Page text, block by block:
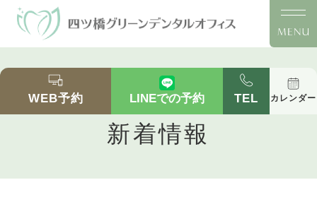
カウンセリング後アンケート50｜四ツ橋の歯医者
「四ツ橋グリーンデンタルオフィス」｜四ツ橋駅
徒歩2分の医院ブログ
新着情報
WEB予約 LINEでの予約 TEL カレンダー